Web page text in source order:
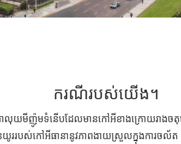
ករណីរបស់យើង។
យមីញ៉ូមទំនើបដែលមានកៅអីខាងក្រោយរាង
ររបស់កៅអីធានានូវភាពងាយស្រួលក្នុងការចល័ត